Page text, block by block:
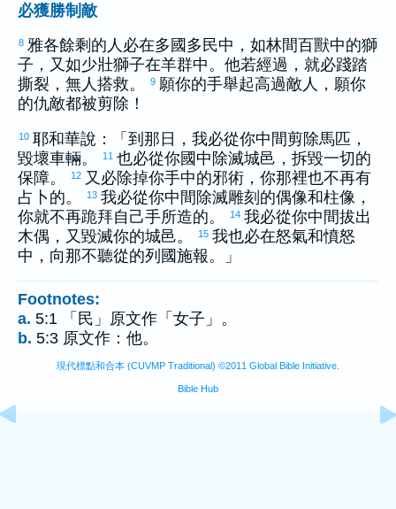
必獲勝制敵
8 雅各餘剩的人必在多國多民中，如林間百獸中的獅
子，又如少壯獅子在羊群中。他若經過，就必踐踏
撕裂，無人搭救。
9 願你的手舉起高過敵人，願你
的仇敵都被剪除！
10 耶和華說：「到那日，我必從你中間剪除馬匹，
毀壞車輛。
11 也必從你國中除滅城邑，拆毀一切的
保障。
12 又必除掉你手中的邪術，你那裡也不再有
占卜的。
13 我必從你中間除滅雕刻的偶像和柱像，
你就不再跪拜自己手所造的。
14 我必從你中間拔出
木偶，又毀滅你的城邑。
15 我也必在怒氣和憤怒
中，向那不聽從的列國施報。」
Footnotes:
a. 5:1 「民」原文作「女子」。
b. 5:3 原文作：他。
現代標點和合本 (CUVMP Traditional) ©2011 Global Bible Initiative.
Bible Hub